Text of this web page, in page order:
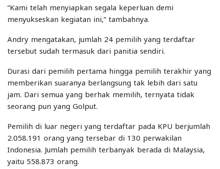
“Kami telah menyiapkan segala keperluan demi
menyukseskan kegiatan ini,” tambahnya.
Andry mengatakan, jumlah 24 pemilih yang terdaftar
tersebut sudah termasuk dari panitia sendiri.
Durasi dari pemilih pertama hingga pemilih terakhir yang
memberikan suaranya berlangsung tak lebih dari satu
jam. Dari semua yang berhak memilih, ternyata tidak
seorang pun yang Golput.
Pemilih di luar negeri yang terdaftar pada KPU berjumlah
2.058.191 orang yang tersebar di 130 perwakilan
Indonesia. Jumlah pemilih terbanyak berada di Malaysia,
yaitu 558.873 orang.